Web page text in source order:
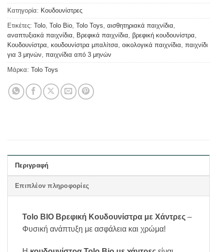
Κατηγορία: Κουδουνίστρες
Ετικέτες: Tolo, Tolo Bio, Tolo Toys, αισθητηριακά παιχνίδια,
αναπτυξιακά παιχνίδια, Βρεφικά παιχνίδια, βρεφική κουδουνίστρα,
Κουδουνίστρα, κουδουνίστρα μπαλίτσα, οικολογικά παιχνίδια, παιχνίδι
για 3 μηνών, παιχνίδια από 3 μηνών
Μάρκα: Tolo Toys
Περιγραφή
Επιπλέον πληροφορίες
Tolo BIO Βρεφική Κουδουνίστρα με Χάντρες –
Φυσική ανάπτυξη με ασφάλεια και χρώμα!